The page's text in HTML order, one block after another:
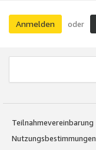
Anmelden oder
Teilnahmevereinbarung
Nutzungsbestimmungen